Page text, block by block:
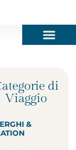
di
Viaggio
&